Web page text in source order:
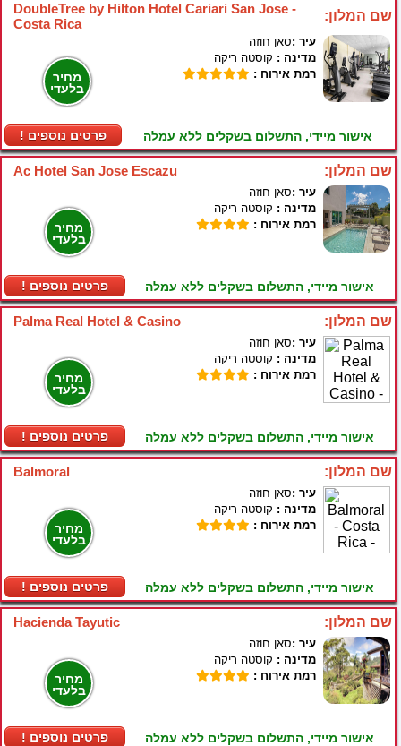
DoubleTree by Hilton Hotel Cariari San Jose -
Costa Rica
שם המלון:
מחיר
בלעדי
! פרטים נוספים
עיר :סאן חוזה
מדינה : קוסטה ריקה
רמת אירוח :
אישור מיידי, התשלום בשקלים ללא עמלה
Ac Hotel San Jose Escazu שם המלון:
מחיר
בלעדי
! פרטים נוספים
עיר :סאן חוזה
מדינה : קוסטה ריקה
רמת אירוח :
אישור מיידי, התשלום בשקלים ללא עמלה
Palma Real Hotel & Casino שם המלון:
מחיר
בלעדי
! פרטים נוספים
עיר :סאן חוזה
מדינה : קוסטה ריקה
רמת אירוח :
אישור מיידי, התשלום בשקלים ללא עמלה
Balmoral שם המלון:
מחיר
בלעדי
! פרטים נוספים
עיר :סאן חוזה
מדינה : קוסטה ריקה
רמת אירוח :
אישור מיידי, התשלום בשקלים ללא עמלה
Hacienda Tayutic שם המלון:
מחיר
בלעדי
! פרטים נוספים
עיר :סאן חוזה
מדינה : קוסטה ריקה
רמת אירוח :
אישור מיידי, התשלום בשקלים ללא עמלה